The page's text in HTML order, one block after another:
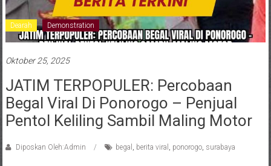
Dearah Demonstration
Oktober 25, 2025
JATIM TERPOPULER: Percobaan
Begal Viral Di Ponorogo – Penjual
Pentol Keliling Sambil Maling Motor
Diposkan Oleh:Admin begal , berita viral , ponorogo, surabaya